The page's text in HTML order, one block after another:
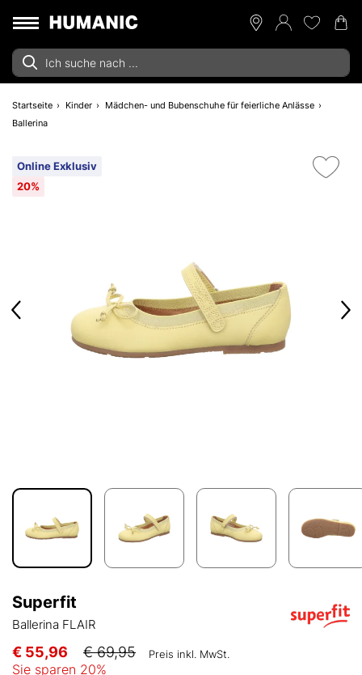
Startseite Kinder
Mädchen- und Bubenschuhe für feierliche Anlässe
Ballerina
Online Exklusiv
20%
Superfit
Ballerina FLAIR
€ 55,96 € 69,95 Preis inkl. MwSt.
Sie sparen 20%